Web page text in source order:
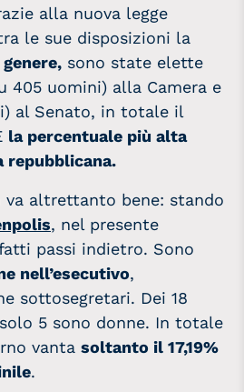
alla nuova legge
le sue disposizioni la
sono state elette
405 uomini) alla Camera e
al Senato, in totale il
la percentuale più alta
repubblicana.
va altrettanto bene: stando
, nel presente
passi indietro. Sono
nell’esecutivo,
sottosegretari. Dei 18
5 sono donne. In totale
vanta soltanto il 17,19%
.